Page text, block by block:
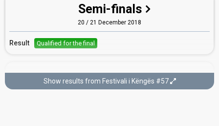
Semi-finals
20 / 21 December 2018
Result Qualified for the final
Final
Show results from Festivali i Këngës #57